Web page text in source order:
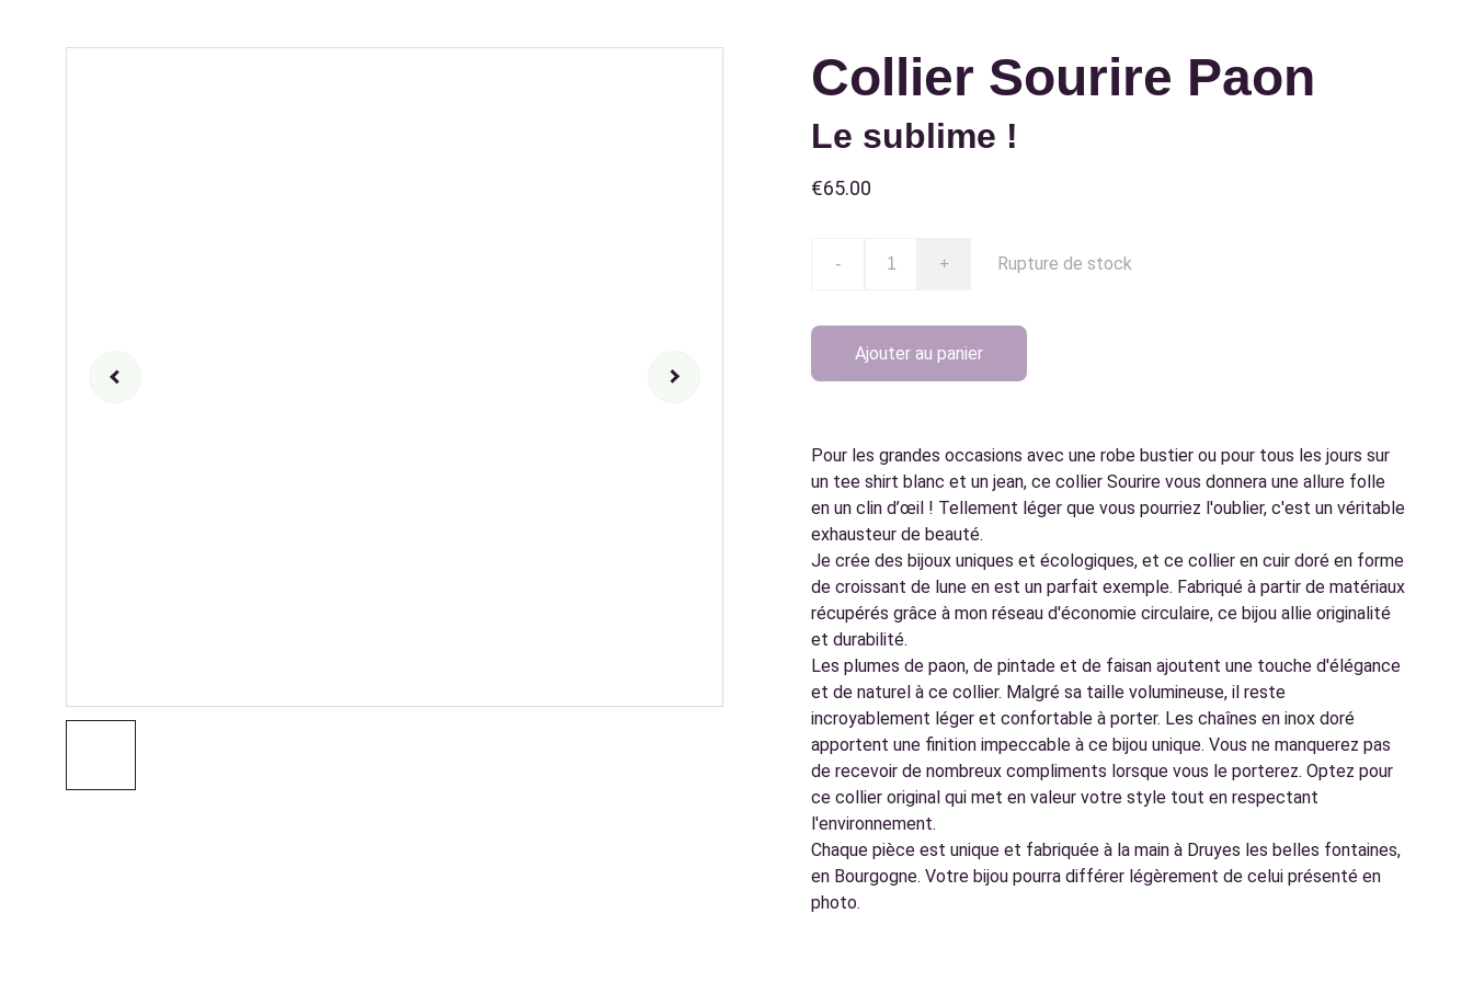
Collier Sourire Paon
Le sublime !
€65.00
- + Rupture de stock
Ajouter au panier
Pour les grandes occasions avec une robe bustier ou pour tous les jours sur
un tee shirt blanc et un jean, ce collier Sourire vous donnera une allure folle
en un clin d’œil ! Tellement léger que vous pourriez l'oublier, c'est un véritable
exhausteur de beauté.
Je crée des bijoux uniques et écologiques, et ce collier en cuir doré en forme
de croissant de lune en est un parfait exemple. Fabriqué à partir de matériaux
récupérés grâce à mon réseau d'économie circulaire, ce bijou allie originalité
et durabilité.
Les plumes de paon, de pintade et de faisan ajoutent une touche d'élégance
et de naturel à ce collier. Malgré sa taille volumineuse, il reste
incroyablement léger et confortable à porter. Les chaînes en inox doré
apportent une finition impeccable à ce bijou unique. Vous ne manquerez pas
de recevoir de nombreux compliments lorsque vous le porterez. Optez pour
ce collier original qui met en valeur votre style tout en respectant
l'environnement.
Chaque pièce est unique et fabriquée à la main à Druyes les belles fontaines,
en Bourgogne. Votre bijou pourra différer légèrement de celui présenté en
photo.